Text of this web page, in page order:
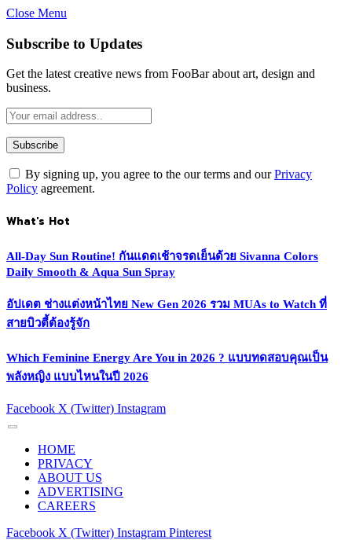
Close Menu
Subscribe to Updates
Get the latest creative news from FooBar about art, design and
business.
By signing up, you agree to the our terms and ourPrivacy
Policy agreement.
What's Hot
All-Day Sun Routine! กันแดดเช้าจรดเย็นด้วย Sivanna Colors
Daily Smooth & Aqua Sun Spray
อัปเดต ช่างแต่งหน้าไทย New Gen 2026 รวม MUAs to Watch ที่
สายบิวตี้ต้องรู้จัก
Which Feminine Energy Are You in 2026 ? แบบทดสอบคุณเป็น
พลังหญิง แบบไหนในปี 2026
Facebook X (Twitter) Instagram
HOME
PRIVACY
ABOUT US
ADVERTISING
CAREERS
Facebook X (Twitter) Instagram Pinterest